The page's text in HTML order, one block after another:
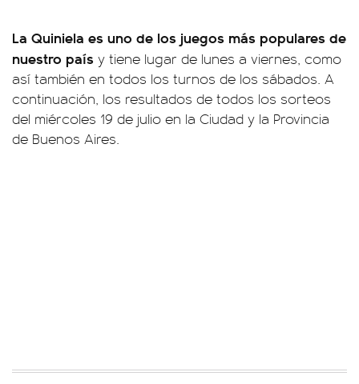
La Quiniela es uno de los juegos más populares de
nuestro país y tiene lugar de lunes a viernes, como
así también en todos los turnos de los sábados. A
continuación, los resultados de todos los sorteos
del miércoles 19 de julio en la Ciudad y la Provincia
de Buenos Aires.